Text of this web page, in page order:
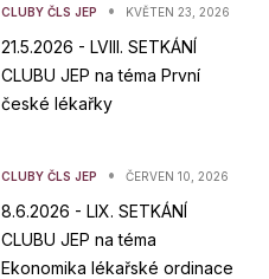
CLUBY ČLS JEP • KVĚTEN 23, 2026
21.5.2026 - LVIII. SETKÁNÍ
CLUBU JEP na téma První
české lékařky
CLUBY ČLS JEP • ČERVEN 10, 2026
8.6.2026 - LIX. SETKÁNÍ
CLUBU JEP na téma
Ekonomika lékařské ordinace